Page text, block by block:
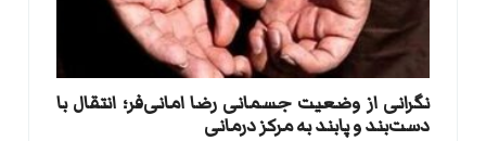
نگرانی از وضعیت جسمانی رضا امانی‌فر؛ انتقال با
دست‌بند و پابند به مرکز درمانی